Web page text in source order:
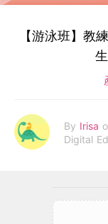
【游泳班】教
By Irisa
Digital